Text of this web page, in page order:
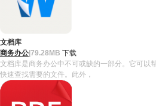
文档库
商务办公 79.28MB 下载
文档库是商务办公中不可或缺的一部分。它可以
快速查找需要的文件。此外，